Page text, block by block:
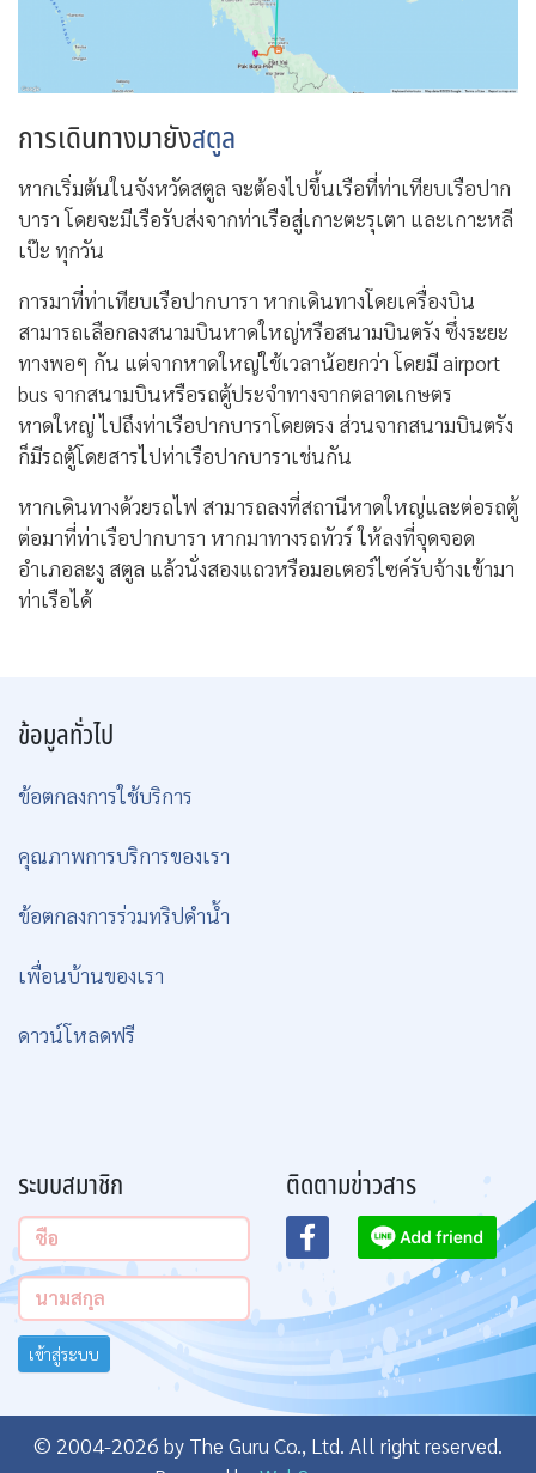
การเดินทางมายังสตูล
หากเริ่มต้นในจังหวัดสตูล จะต้องไปขึ้นเรือที่ท่าเทียบเรือปาก
บารา โดยจะมีเรือรับส่งจากท่าเรือสู่เกาะตะรุเตา และเกาะหลี
เป๊ะ ทุกวัน
การมาที่ท่าเทียบเรือปากบารา หากเดินทางโดยเครื่องบิน
สามารถเลือกลงสนามบินหาดใหญ่หรือสนามบินตรัง ซึ่งระยะ
ทางพอๆ กัน แต่จากหาดใหญ่ใช้เวลาน้อยกว่า โดยมี airport
bus จากสนามบินหรือรถตู้ประจำทางจากตลาดเกษตร
หาดใหญ่ ไปถึงท่าเรือปากบาราโดยตรง ส่วนจากสนามบินตรัง
ก็มีรถตู้โดยสารไปท่าเรือปากบาราเช่นกัน
หากเดินทางด้วยรถไฟ สามารถลงที่สถานีหาดใหญ่และต่อรถตู้
ต่อมาที่ท่าเรือปากบารา หากมาทางรถทัวร์ ให้ลงที่จุดจอด
อำเภอละงู สตูล แล้วนั่งสองแถวหรือมอเตอร์ไซค์รับจ้างเข้ามา
ท่าเรือได้
ข้อมูลทั่วไป
ข้อตกลงการใช้บริการ
คุณภาพการบริการของเรา
ข้อตกลงการร่วมทริปดำน้ำ
เพื่อนบ้านของเรา
ดาวน์โหลดฟรี
ระบบสมาชิก
เข้าสู่ระบบ
ติดตามข่าวสาร
© 2004-2026 by The Guru Co., Ltd. All right reserved.